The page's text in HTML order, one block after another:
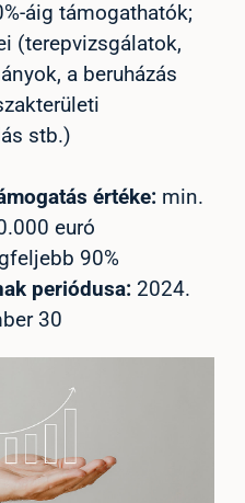
áig támogathatók;
(terepvizsgálatok,
a beruházás
stb.)
értéke: min.
euró
90%
periódusa: 2024.
30